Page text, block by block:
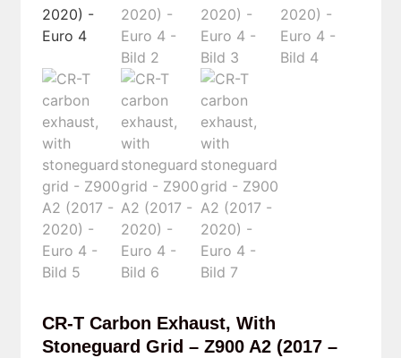
CR-T Carbon Exhaust, With
Stoneguard Grid – Z900 A2 (2017 –